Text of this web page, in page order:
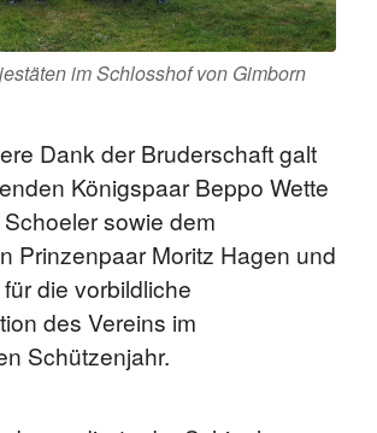
im Schlosshof von Gimborn
Dank der Bruderschaft galt
Königspaar Beppo Wette
sowie dem
Prinzenpaar Moritz Hagen und
die vorbildliche
des Vereins im
Schützenjahr.